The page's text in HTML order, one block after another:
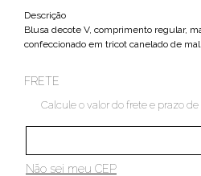
Descrição
Blusa decote V, comprimento regular,
confeccionado em tricot canelado de
FRETE
Calcule o valor do frete e prazo
Não sei meu CEP